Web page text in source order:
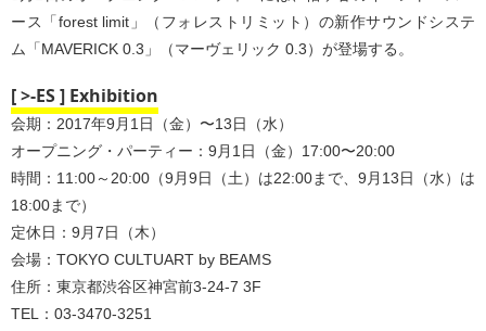
ース「forest limit」（フォレストリミット）の新作サウンドシステ
ム「MAVERICK 0.3」（マーヴェリック 0.3）が登場する。
[ >-ES ] Exhibition
会期：2017年9月1日（金）〜13日（水）
オープニング・パーティー：9月1日（金）17:00〜20:00
時間：11:00～20:00（9月9日（土）は22:00まで、9月13日（水）は
18:00まで）
定休日：9月7日（木）
会場：TOKYO CULTUART by BEAMS
住所：東京都渋谷区神宮前3-24-7 3F
TEL：03-3470-3251